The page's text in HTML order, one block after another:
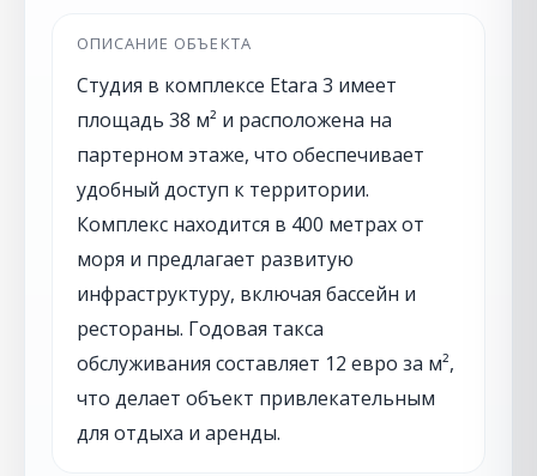
ОПИСАНИЕ ОБЪЕКТА
Студия в комплексе Etara 3 имеет
площадь 38 м² и расположена на
партерном этаже, что обеспечивает
удобный доступ к территории.
Комплекс находится в 400 метрах от
моря и предлагает развитую
инфраструктуру, включая бассейн и
рестораны. Годовая такса
обслуживания составляет 12 евро за м²,
что делает объект привлекательным
для отдыха и аренды.